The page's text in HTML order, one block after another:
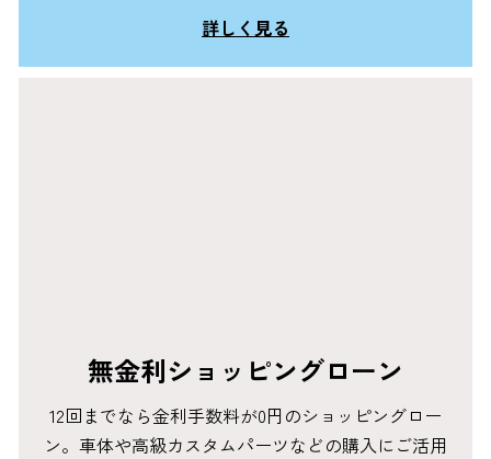
詳しく見る
無金利ショッピングローン
12回までなら金利手数料が0円のショッピングロー
ン。車体や高級カスタムパーツなどの購入にご活用